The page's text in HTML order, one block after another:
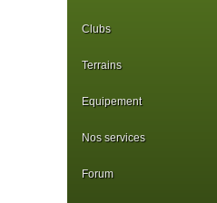
Clubs
Terrains
Equipement
Nos services
Forum